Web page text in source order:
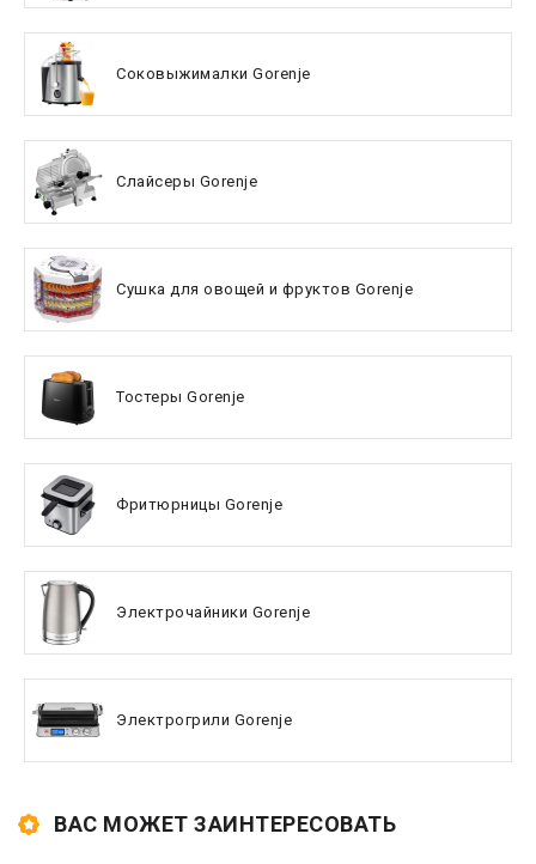
Соковыжималки Gorenje
Слайсеры Gorenje
Сушка для овощей и фруктов Gorenje
Тостеры Gorenje
Фритюрницы Gorenje
Электрочайники Gorenje
Электрогрили Gorenje
ВАС МОЖЕТ ЗАИНТЕРЕСОВАТЬ